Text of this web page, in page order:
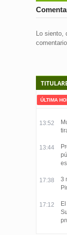
Lo siento,
ÚLTIMA
13:52
13:44
17:38
3
17:12